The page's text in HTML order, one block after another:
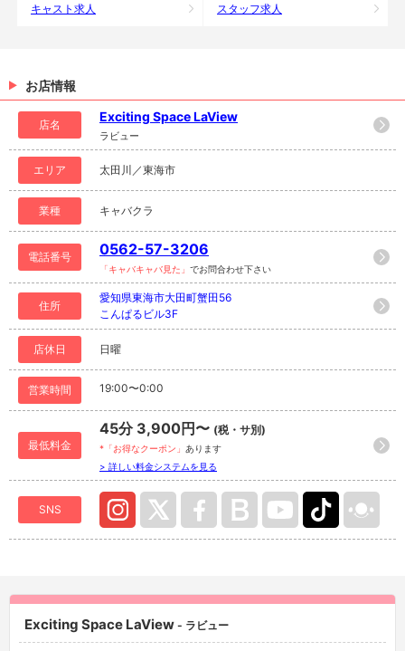
キャスト求人 スタッフ求人
お店情報
店名
Exciting Space LaView
ラビュー
エリア 太田川／東海市
業種 キャバクラ
電話番号 0562-57-3206
「キャバキャバ見た」 でお問合わせ下さい
住所
愛知県東海市大田町蟹田56
こんぱるビル3F
店休日 日曜
営業時間 19:00〜0:00
最低料金
45分 3,900円〜 (税・サ別)
*「お得なクーポン」 あります
> 詳しい料金システムを見る
SNS
Exciting Space LaView - ラビュー